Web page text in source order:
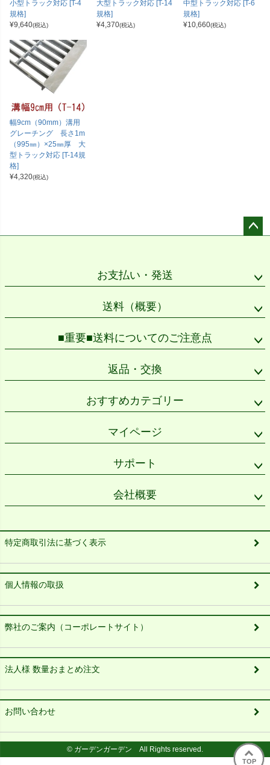
小型トラック対応 [T-4
規格]
¥9,640(税込)
大型トラック対応 [T-14
規格]
¥4,370(税込)
中型トラック対応 [T-6
規格]
¥10,660(税込)
幅9cm（90mm）溝用
グレーチング 長さ1m
（995㎜）×25㎜厚 大
型トラック対応 [T-14規
格]
¥4,320(税込)
お支払い・発送
送料（概要）
■重要■送料についてのご注意点
返品・交換
おすすめカテゴリー
マイページ
サポート
会社概要
特定商取引法に基づく表示
個人情報の取扱
弊社のご案内（コーポレートサイト）
法人様 数量おまとめ注文
お問い合わせ
© ガーデンガーデン All Rights reserved.
TOP